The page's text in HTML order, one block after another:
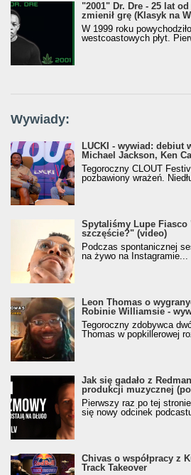
"2001" Dr. Dre - 25 lat
zmienił grę (Klasyk na
W 1999 roku
westcoastowych płyt.
Wywiady:
LUCKI - wywiad: debiut
Michael Jackson, Ken
Tegoroczny CLOUT
pozbawiony wrażeń.
Spytaliśmy Lupe Fiasco
szczęście?" (video)
Podczas spontanicznej
na żywo na Instagramie...
Leon Thomas o
Robinie Williamsie -
Tegoroczny zdobywca
Thomas w popkillerowej
Jak się gadało z
produkcji muzycznej
Pierwszy raz po tej
się nowy odcinek
Chivas o współpracy z
Track Takeover